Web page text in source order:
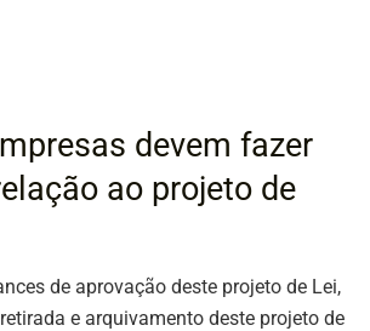
devem fazer
ao projeto de
de aprovação deste projeto de Lei,
e arquivamento deste projeto de